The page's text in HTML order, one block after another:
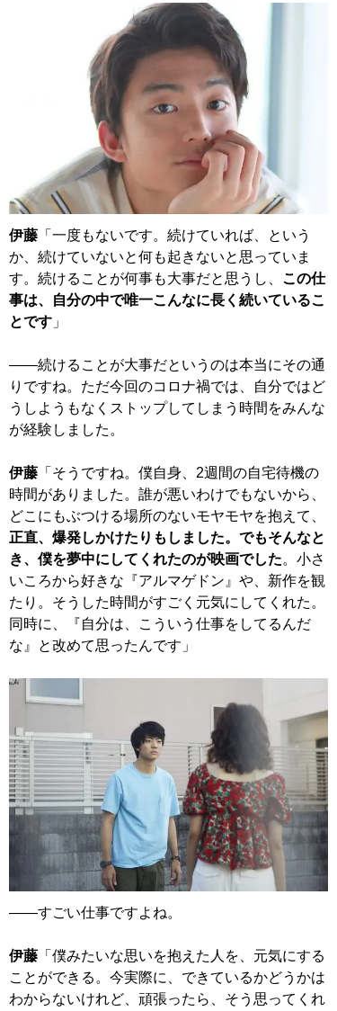
伊藤 「一度もないです。続けていれば、という
か、続けていないと何も起きないと思っていま
す。続けることが何事も大事だと思うし、 この仕
事は、自分の中で唯一こんなに長く続いているこ
とです 」
――続けることが大事だというのは本当にその通
りですね。ただ今回のコロナ禍では、自分ではど
うしようもなくストップしてしまう時間をみんな
が経験しました。
伊藤 「そうですね。僕自身、2週間の自宅待機の
時間がありました。誰が悪いわけでもないから、
どこにもぶつける場所のないモヤモヤを抱えて、
正直、爆発しかけたりもしました。でもそんなと
き、僕を夢中にしてくれたのが映画でした。小さ
いころから好きな『アルマゲドン』や、新作を観
たり。そうした時間がすごく元気にしてくれた。
同時に、『自分は、こういう仕事をしてるんだ
な』と改めて思ったんです」
――すごい仕事ですよね。
伊藤 「僕みたいな思いを抱えた人を、元気にする
ことができる。今実際に、できているかどうかは
わからないけれど、頑張ったら、そう思ってくれ